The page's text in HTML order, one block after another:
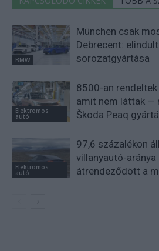
BMW
München csak
Debrecent:
sorozatgyártása
Elektromos
autó
8500-an
amit nem láttak —
Škoda Peaq
Elektromos
autó
97,6 százalékon
villanyautó-aránya
átrendeződött a